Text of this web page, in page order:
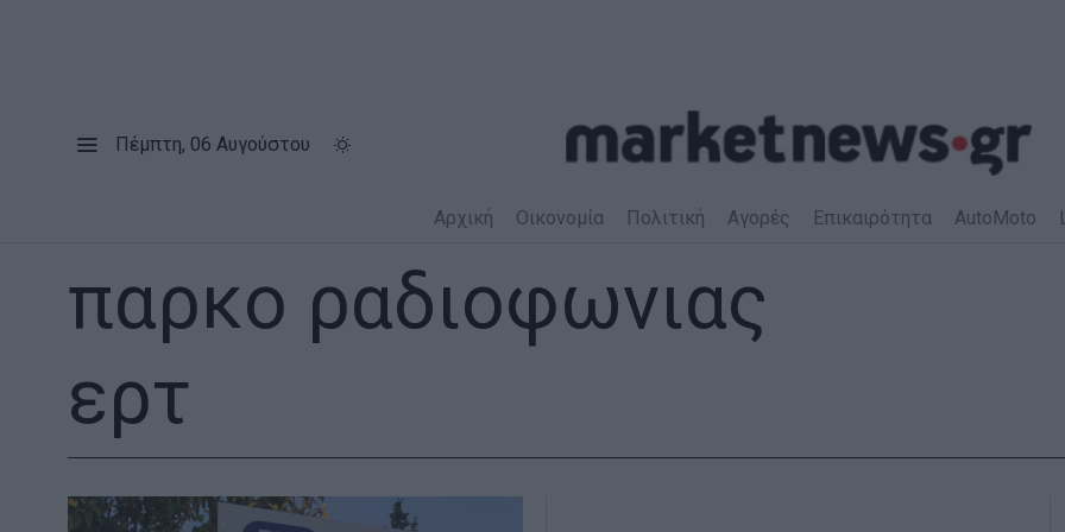
Πέμπτη, 06 Αυγούστου
Αρχική Οικονομία Πολιτική Αγορές Επικαιρότητα AutoMoto
παρκο ραδιοφωνιας
ερτ